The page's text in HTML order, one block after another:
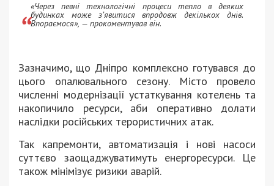
«Через певні технологічні процеси тепло в деяких
будинках може з’явитися впродовж декількох днів.
Впораємося», — прокоментував він.
Зазначимо, що Дніпро комплексно готувався до
цього опалювального сезону. Місто провело
численні модернізації устаткування котелень та
накопичило ресурси, аби оперативно долати
наслідки російських терористичних атак.
Так капремонти, автоматизація і нові насоси
суттєво заощаджуватимуть енергоресурси. Це
також мінімізує ризики аварій.